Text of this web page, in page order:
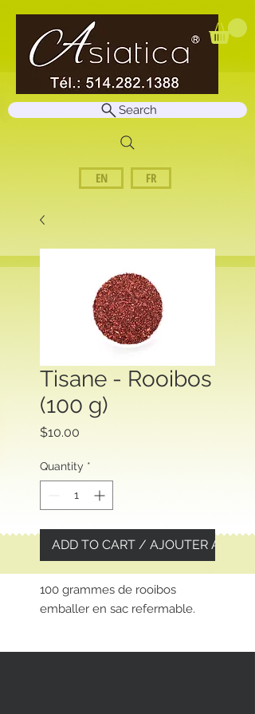
EN FR
Search
Tisane - Rooibos
(100 g)
$10.00
Quantity *
ADD TO CART / AJOUTER AU
100 grammes de rooibos
emballer en sac refermable.